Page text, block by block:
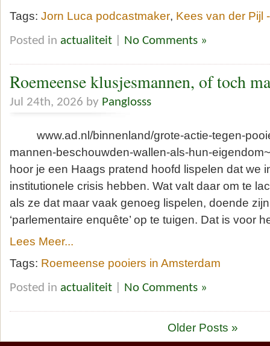
Tags: Jorn Luca podcastmaker, Kees van der Pijl
Posted in actualiteit No Comments »
Roemeense klusjesmannen, of toch
Jul 24th, 2026 by Panglosss
www.ad.nl/binnenland/grote-actie-tegen-
mannen-beschouwden-wallen-als-hun-
hoor je een Haags pratend hoofd lispelen dat we
institutionele crisis hebben. Wat valt daar om te
als ze dat maar vaak genoeg lispelen, doende
‘parlementaire enquête’ op te tuigen. Dat is voor
Lees Meer...
Tags: Roemeense pooiers in Amsterdam
Posted in actualiteit No Comments »
Older Posts »